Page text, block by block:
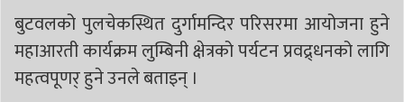
बुटवलको पुलचेकस्थित दुर्गामन्दिर परिसरमा आयोजना हुने
महाआरती कार्यक्रम लुम्बिनी क्षेत्रको पर्यटन प्रवद्र्धनको लागि
महत्वपूणर् हुने उनले बताइन् ।